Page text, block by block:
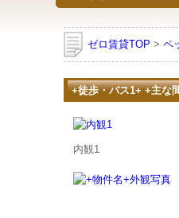
ゼロ賃貸TOP > ペ
+徒歩・バス1+ +主な
内観1